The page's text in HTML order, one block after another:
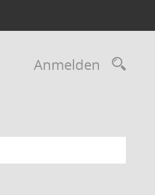
Anmelden